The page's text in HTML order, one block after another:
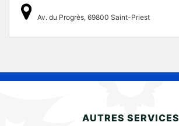
Av. du Progrès, 69800 Saint-Priest
AUTRES SERVICES